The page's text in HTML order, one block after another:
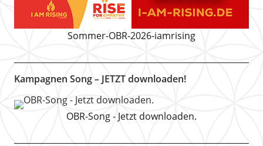
Sommer-OBR-2026-iamrising
Kampagnen Song – JETZT downloaden!
OBR-Song - Jetzt downloaden.